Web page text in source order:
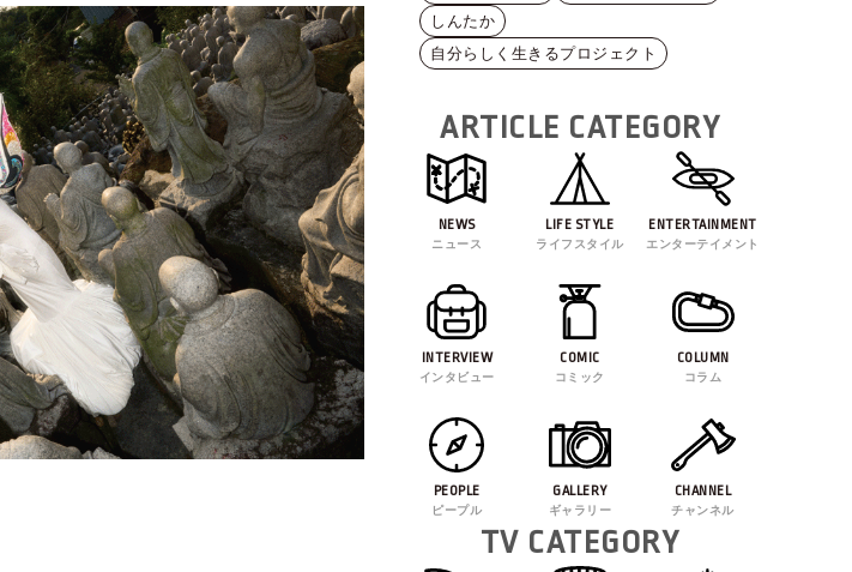
しんたか
自分らしく生きるプロジェクト
ARTICLE CATEGORY
NEWS
ニュース
LIFE STYLE
ライフスタイル
ENTERTAINMENT
エンターテイメント
INTERVIEW
インタビュー
COMIC
コミック
COLUMN
コラム
PEOPLE
ピープル
GALLERY
ギャラリー
CHANNEL
チャンネル
TV CATEGORY